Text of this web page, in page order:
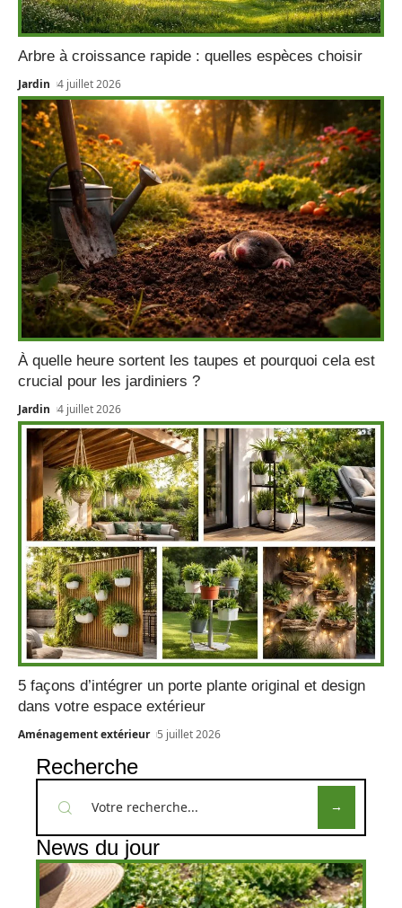
Arbre à croissance rapide : quelles espèces choisir
Jardin 4 juillet 2026
À quelle heure sortent les taupes et pourquoi cela est
crucial pour les jardiniers ?
Jardin 4 juillet 2026
5 façons d’intégrer un porte plante original et design
dans votre espace extérieur
Aménagement extérieur 5 juillet 2026
Recherche
News du jour